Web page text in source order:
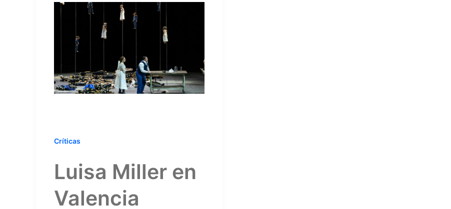
Críticas
Luisa Miller en
Valencia